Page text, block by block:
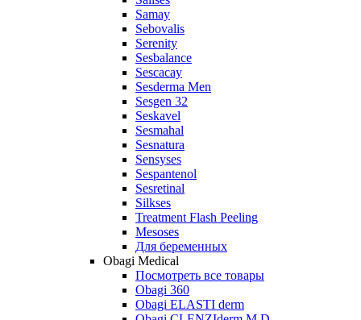
Samay
Sebovalis
Serenity
Sesbalance
Sescacay
Sesderma Men
Sesgen 32
Seskavel
Sesmahal
Sesnatura
Sensyses
Sespantenol
Sesretinal
Silkses
Treatment Flash Peeling
Mesoses
Для беременных
Obagi Medical
Посмотреть все товары
Obagi 360
Obagi ELASTI derm